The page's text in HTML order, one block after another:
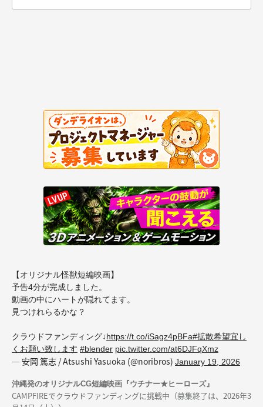
【オリジナル怪獣短編映画】
予告4分が完成しました。
動画の中にハートが隠れてます。
見つけれらるかな？
クラウドファンディング↓https://t.co/iSagz4pBFa#拡散希望宜し
くお願い致します #blender pic.twitter.com/at6DJFqXmz
— 安岡 篤志 / Atsushi Yasuoka (@noribros) January 19, 2026
沖縄発のオリジナルCG短編映画『ウチナー★ヒーローズ』
CAMPFIREでクラウドファンディングに挑戦中（募集終了は、2026年3